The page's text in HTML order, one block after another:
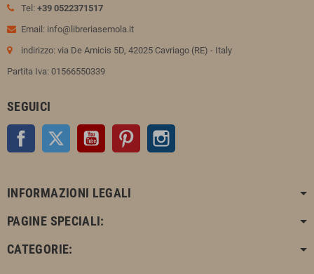
Tel: +39 0522371517
Email: info@libreriasemola.it
indirizzo: via De Amicis 5D, 42025 Cavriago (RE) - Italy
Partita Iva: 01566550339
SEGUICI
Facebook Twitter YouTube Pinterest
INFORMAZIONI LEGALI
PAGINE SPECIALI:
CATEGORIE: